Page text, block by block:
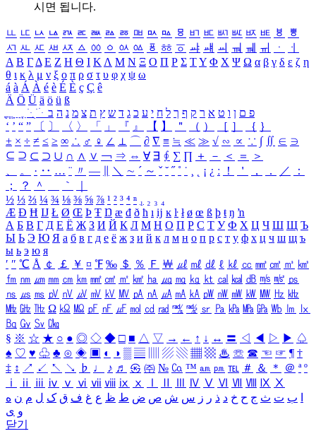
시면 됩니다.
ㅥ ㅦ ㅧ ㅨ ㅩ ㅪ ㅫ ㅬ ㅭ ㅮ ㅯ ㅰ ㅱ ㅲ ㅳ ㅴ ㅵ ㅶ ㅷ ㅸ
ㅹ
ㅺ ㅻ ㅼ ㅽ ㅾ ㅿ ㆀ ㆁ ㆂ ㆃ ㆄ ㆅ ㆆ ㆇ ㆈ ㆉ ㆊ ㆋ ㆌ ㆍ
ㆎ
Α Β ΓΔ Ε Ζ Η Θ Ι ΚΛ Μ Ν Ξ Ο Π Ρ Σ ΤΥ Φ Χ Ψ Ω α β γ δ ε ζ η
θ ι κ λ μ ν ξ ο π ρ σ τ υ φ χ ψ ω
á à Á À é è É È ç Ç ê
Ä Ö Ü ä ö ü ß
ִֶֹ ֻּ ׁׂ פ ם ן ו ט א ר ק ף ך ל ח י ע כ ג ד ש ץ ת צ מ נ ה ב
‘ ’ “ ” 〔 〕 〈 〉 「 」 『 』 【 】 ＂ （ ） ［ ］ ｛ ｝
± × ÷ ≠ ≤ ≥ ∞ ∴ ♂ ♀ ∠ ⊥ ⌒ ∂ ∇ ≡ ≒ ≪ ≫ √ ∽ ∝ ∵ ∫ ∬ ∈ ∋
⊆ ⊇ ⊂ ⊃ ∪ ∩ ∧ ∨ ￢ ⇒ ⇔ ∀ ∃ ∮ ∑ ∏ ＋ － ＜ ＝
＞
、
。 · ‥ … ¨ 〃 ― ＼ ∼ ´ ～ ˇ ˘ ˝ ˚ ˙ ¸ ¡ ¿ ː ！ ＇ ， ． ／
：
；
？ ＾ ｀
½ ⅓ ⅔ ¼ ¾ ⅛ ⅜ ⅝ ⅞ ¹ ² ³ ⁴ ⁿ ₁ ₂ ₃ ₄
Æ Ð Ħ Ĳ Ł Ø Œ Þ Ŧ Ŋ æ đ ð ħ ı ĳ ĸ ŀ ł ø œ ß þ ŧ ŋ ŉ
А Б В Г Д Е Ё Ж З И Й К Л М Н О П Р С Т У Ф Х Ц Ч Ш Щ Ъ
Ы Ь Э Ю Я а б в г д е ё ж з и й к л м н о п р с т у ф х ц ч ш щ ъ
ы ь э ю я
′ ″ ℃ Å ￠ ￡ ￥ ¤ ℉ ‰ ＄ ％ Ｆ ￦ ㎕ ㎖ ㎗ ℓ ㎘ ㏄ ㎣ ㎤ ㎥ ㎦
㎙ ㎚ ㎛ ㎜ ㎝ ㎞ ㎟ ㎠ ㎡ ㎢ ㏊ ㎍ ㎎ ㎏ ㏏ ㎈ ㎉ ㏈ ㎧ ㎨ ㎰
㎱ ㎲ ㎳ ㎴ ㎵ ㎶ ㎷ ㎸ ㎹ ㎀ ㎁ ㎂ ㎃ ㎄ ㎺ ㎻ ㎽ ㎾ ㎿ ㎐ ㎑
㎒ ㎓ ㎔ Ω ㏀ ㏁ ㎊ ㎋ ㎌ ㏖ ㏅ ㎭ ㎮ ㎯ ㏛ ㎩ ㎪ ㎫ ㎬ ㏝ ㏐
㏓
㏃ ㏉ ㏜ ㏆
§ ※ ☆ ★ ○ ● ◎ ◇ ◆ □ ■ △ ▽ → ← ↑ ↓ ↔ 〓 ◁ ◀ ▷ ▶ ♤
♠ ♡ ♥ ♧ ♣ ⊙ ◈ ▣ ◐ ◑ ▒ ▤ ▨ ▧ ▦ ▩ ♨ ☏ ☎ ☜ ☞ ¶ †
‡ ↕ ↗ ↙ ↖ ↘ ♭ ♩ ♪ ♬ ㉿ ㈜ № ㏇ ™ ㏂ ㏘ ℡ ＃ ＆ ＊ ＠ ª º
ⅰ
ⅱ ⅲ ⅳ ⅴ ⅵ ⅶ ⅷ ⅸ ⅹ Ⅳ Ⅴ Ⅵ Ⅶ Ⅷ Ⅸ Ⅹ
ب ت ث ج ح خ د ذ ر ز س ش ص ض ط ظ ع غ ف ق ک ل م ن ه
و ی
닫기